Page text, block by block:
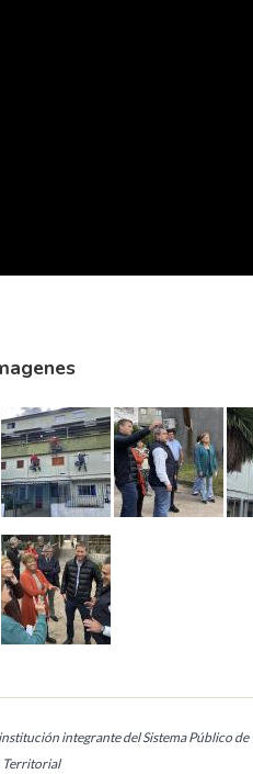
integrante del Sistema Público
Territorial